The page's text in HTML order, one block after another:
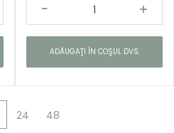
ADĂUGAŢI ÎN COŞUL DVS.
24 48